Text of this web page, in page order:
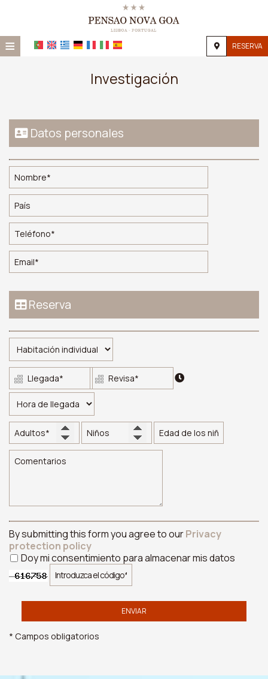
≡ RESERVA
Alojamiento
Galería
Investigación
Contacto
Investigación
Datos personales
Reserva
By submitting this form you agree to ourPrivacy
protection policy
Doy mi consentimiento para almacenar mis datos
ENVIAR
* Campos obligatorios